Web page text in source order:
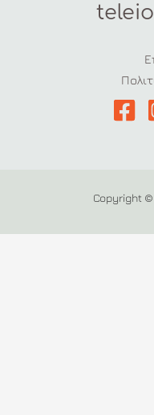
Copyright